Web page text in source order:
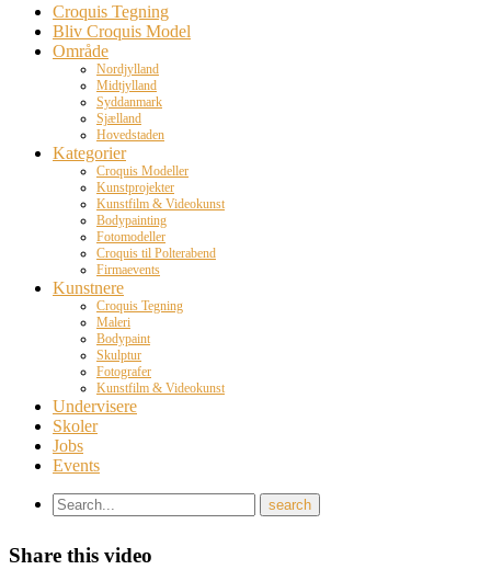
Croquis Tegning
Bliv Croquis Model
Område
Nordjylland
Midtjylland
Syddanmark
Sjælland
Hovedstaden
Kategorier
Croquis Modeller
Kunstprojekter
Kunstfilm & Videokunst
Bodypainting
Fotomodeller
Croquis til Polterabend
Firmaevents
Kunstnere
Croquis Tegning
Maleri
Bodypaint
Skulptur
Fotografer
Kunstfilm & Videokunst
Undervisere
Skoler
Jobs
Events
Share this video